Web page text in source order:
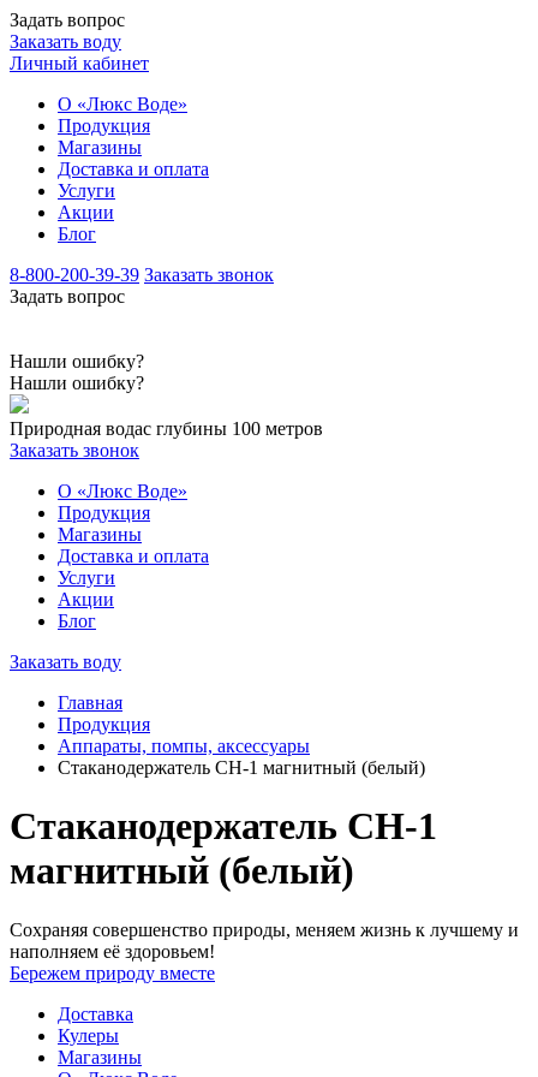
Задать вопрос
Заказать воду
Личный кабинет
О «Люкс Воде»
Продукция
Магазины
Доставка и оплата
Услуги
Акции
Блог
8-800-200-39-39 Заказать звонок
Задать вопрос
Нашли ошибку?
Нашли ошибку?
Природная водас глубины 100 метров
Заказать звонок
О «Люкс Воде»
Продукция
Магазины
Доставка и оплата
Услуги
Акции
Блог
Заказать воду
Главная
Продукция
Аппараты, помпы, аксессуары
Стаканодержатель СH-1 магнитный (белый)
Стаканодержатель СH-1
магнитный (белый)
Сохраняя совершенство природы, меняем жизнь к лучшему и
наполняем её здоровьем!
Бережем природу вместе
Доставка
Кулеры
Магазины